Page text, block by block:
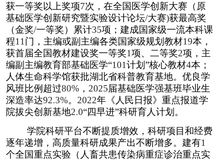
获一等奖以上奖项7次，在全国医学创新大赛（原
基础医学创新研究暨实验设计论坛/大赛)获最高奖
（金奖/一等奖）累计35项；建成国家级一流本科课
程11 门，主编或副主编各类国家级规划教材19本，
获首届全国教材建设奖一等奖1项、二等奖2项，主
编副主编教育部基础医学“101计划”核心教材4本；
人体生命科学馆获批湖北省科普教育基地。优良学
风班比例超过80% ， 2025届基础医学强基班毕业生
深造率达92.3%。 2022年《人民日报》重点报道学
院拔尖创新基地2.0“四早进”科研育人计划。
学院科研平台不断提质增效，科研项目和经费
逐年递增，高质量科研成果产出不断增多。建有1
个全国重点实验（人畜共患传染病重症诊治重点实